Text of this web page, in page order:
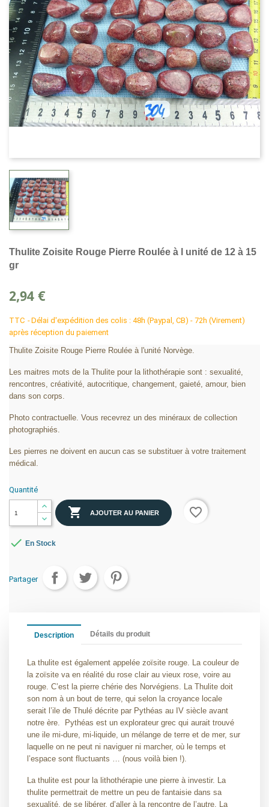
Thulite Zoisite Rouge Pierre Roulée à l unité de 12 à 15
gr
2,94 €
TTC
Délai d'expédition des colis : 48h (Paypal, CB) - 72h (Virement)
après réception du paiement
Thulite Zoisite Rouge Pierre Roulée à l'unité Norvège.
Les maitres mots de la Thulite pour la lithothérapie sont : sexualité,
rencontres, créativité, autocritique, changement, gaieté, amour, bien
dans son corps.
Photo contractuelle. Vous recevrez un des minéraux de collection
photographiés.
Les pierres ne doivent en aucun cas se substituer à votre traitement
médical.
Quantité
 AJOUTER AU PANIER favorite_border
 En Stock
Partager
Description Détails du produit
La thulite est également appelée zoïsite rouge. La couleur de
la zoïsite va en réalité du rose clair au vieux rose, voire au
rouge. C’est la pierre chérie des Norvégiens. La Thulite doit
son nom à un bout de terre, qui selon la croyance locale
serait l’ile de Thulé décrite par Pythéas au IV siècle avant
notre ère.
Pythéas est un explorateur grec qui aurait trouvé
une ile mi-dure, mi-liquide, un mélange de terre et de mer, sur
laquelle on ne peut ni naviguer ni marcher, où le temps et
l’espace sont fluctuants … (nous voilà bien !).
La thulite est pour la lithothérapie une pierre à investir. La
thulite permettrait de mettre un peu de fantaisie dans sa
sexualité, de se libérer, d’aller à la rencontre de l’autre. La